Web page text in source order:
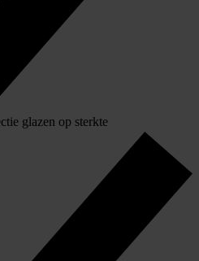
glazen op sterkte